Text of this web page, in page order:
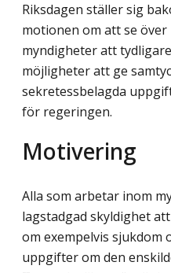
Riksdagen ställer sig
motionen om att se
myndigheter att
möjligheter att ge
sekretessbelagda
för regeringen.
Motivering
Alla som arbetar inom
lagstadgad skyldighet
om exempelvis sjukdom
uppgifter om den